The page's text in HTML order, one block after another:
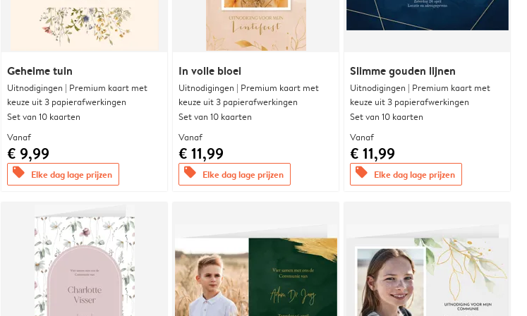
Geheime tuin
Uitnodigingen | Premium kaart met
keuze uit 3 papierafwerkingen
Set van 10 kaarten
Vanaf
€ 9,99
offers Elke dag lage prijzen
In volle bloei
Uitnodigingen | Premium kaart met
keuze uit 3 papierafwerkingen
Set van 10 kaarten
Vanaf
€ 11,99
offers Elke dag lage prijzen
Slimme gouden lijnen
Uitnodigingen | Premium kaart met
keuze uit 3 papierafwerkingen
Set van 10 kaarten
Vanaf
€ 11,99
offers Elke dag lage prijzen